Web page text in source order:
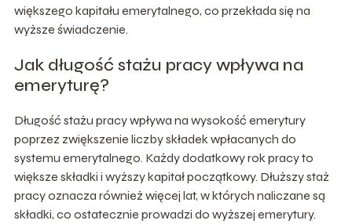
większego kapitału emerytalnego, co przekłada się na
wyższe świadczenie.
Jak długość stażu pracy wpływa na
emeryturę?
Długość stażu pracy wpływa na wysokość emerytury
poprzez zwiększenie liczby składek wpłacanych do
systemu emerytalnego. Każdy dodatkowy rok pracy to
większe składki i wyższy kapitał początkowy. Dłuższy staż
pracy oznacza również więcej lat, w których naliczane są
składki, co ostatecznie prowadzi do wyższej emerytury.